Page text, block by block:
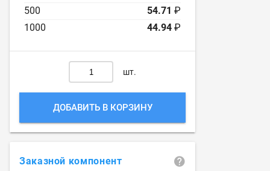
500
54.71 ₽
1000
44.94 ₽
шт.
ДОБАВИТЬ В КОРЗИНУ
Заказной компонент